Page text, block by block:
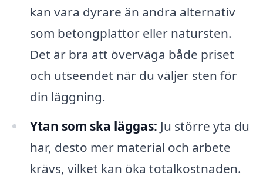
kan vara dyrare än andra alternativ
som betongplattor eller natursten.
Det är bra att överväga både priset
och utseendet när du väljer sten för
din läggning.
Ytan som ska läggas: Ju större yta du
har, desto mer material och arbete
krävs, vilket kan öka totalkostnaden.